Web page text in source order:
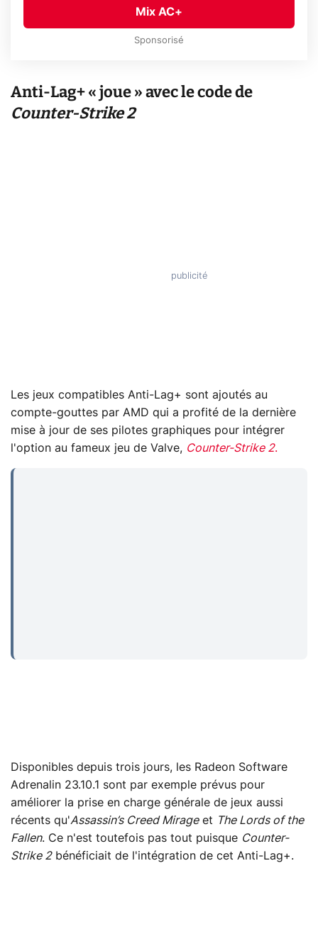
Mix AC+
Sponsorisé
Anti-Lag+ « joue » avec le code de
Counter-Strike 2
Les jeux compatibles Anti-Lag+ sont ajoutés au
compte-gouttes par AMD qui a profité de la dernière
mise à jour de ses pilotes graphiques pour intégrer
l'option au fameux jeu de Valve, Counter-Strike 2.
Disponibles depuis trois jours, les Radeon Software
Adrenalin 23.10.1 sont par exemple prévus pour
améliorer la prise en charge générale de jeux aussi
récents qu'Assassin’s Creed Mirageet The Lords of the
Fallen. Ce n'est toutefois pas tout puisque Counter-
Strike 2bénéficiait de l'intégration de cet Anti-Lag+.